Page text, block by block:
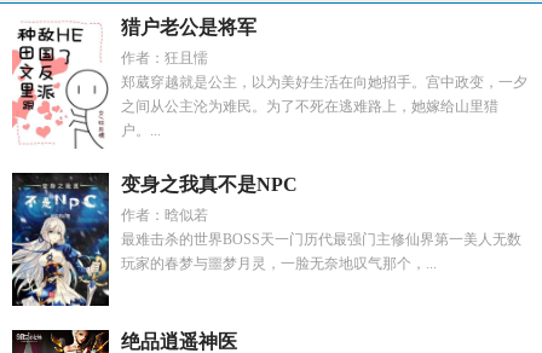
猎户老公是将军
作者：狂且懦
郑葳穿越就是公主，以为美好生活在向她招手。宫中政变，一夕
之间从公主沦为难民。为了不死在逃难路上，她嫁给山里猎
户。...
变身之我真不是NPC
作者：晗似若
最难击杀的世界BOSS天一门历代最强门主修仙界第一美人无数
玩家的春梦与噩梦月灵，一脸无奈地叹气那个，...
绝品逍遥神医